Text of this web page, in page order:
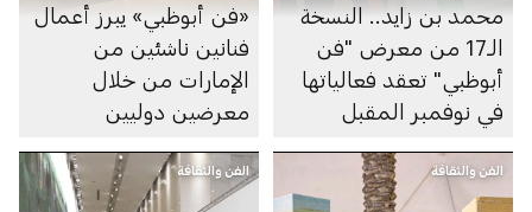
محمد بن زايد.. النسخة
الـ17 من معرض "فن
أبوظبي" تعقد فعالياتها
في نوفمبر المقبل
«فن أبوظبي» يبرز أعمال
فنانين ناشئين من
الإمارات من خلال
معرضين دوليين
الفن والثقافة الفن والثقافة